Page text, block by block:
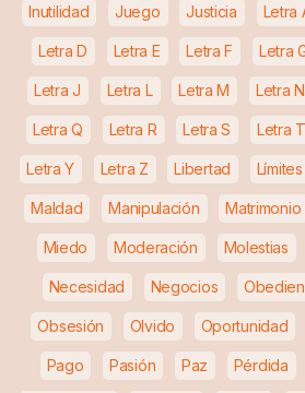
Inutilidad Juego Justicia Letra
Letra D Letra E Letra F Letra
Letra J Letra L Letra M Letra N
Letra Q Letra R Letra S Letra T
Letra Y Letra Z Libertad Límites
Maldad Manipulación Matrimonio
Miedo Moderación Molestias
Necesidad Negocios
Obsesión Olvido Oportunidad
Pago Pasión Paz Pérdida